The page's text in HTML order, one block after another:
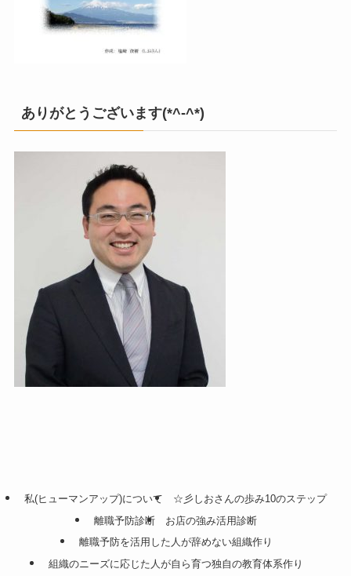
ありがとうございます(*^-^*)
私(ヒューマンアップ)について
☆彡しおさんの歩み10のステップ
離職予防診断
お店の強み活用診断
離職予防を活用した人が辞めない組織作り
組織のニーズに応じた人が自ら育つ独自の教育体系作り